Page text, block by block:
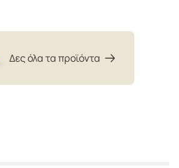
Δες όλα τα προϊόντα